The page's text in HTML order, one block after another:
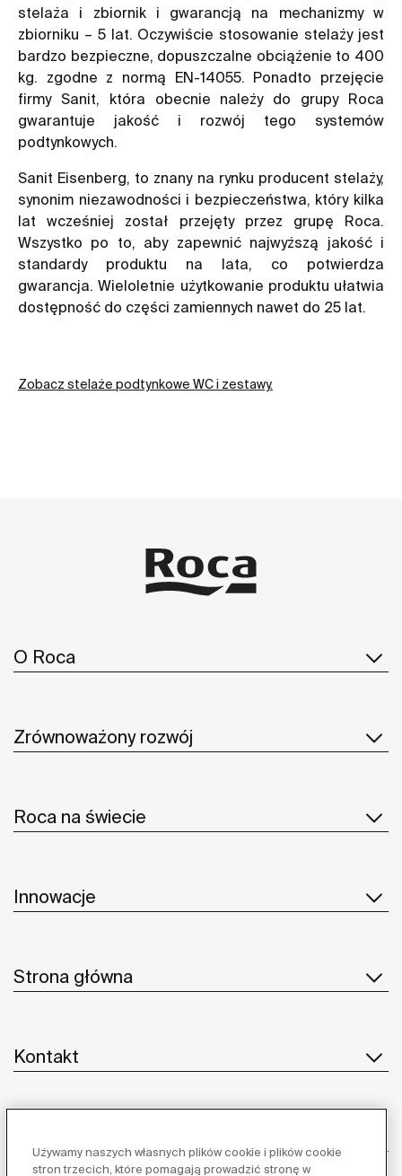
stelaża i zbiornik i gwarancją na mechanizmy w
zbiorniku – 5 lat. Oczywiście stosowanie stelaży jest
bardzo bezpieczne, dopuszczalne obciążenie to 400
kg. zgodne z normą EN-14055. Ponadto przejęcie
firmy Sanit, która obecnie należy do grupy Roca
gwarantuje jakość i rozwój tego systemów
podtynkowych.
Sanit Eisenberg, to znany na rynku producent stelaży,
synonim niezawodności i bezpieczeństwa, który kilka
lat wcześniej został przejęty przez grupę Roca.
Wszystko po to, aby zapewnić najwyższą jakość i
standardy produktu na lata, co potwierdza
gwarancja. Wieloletnie użytkowanie produktu ułatwia
dostępność do części zamiennych nawet do 25 lat.
Zobacz stelaże podtynkowe WC i zestawy.
O Roca
Zrównoważony rozwój
Roca na świecie
Innowacje
Strona główna
Kontakt
Używamy naszych własnych plików cookie i plików cookie
stron trzecich, które pomagają prowadzić stronę w